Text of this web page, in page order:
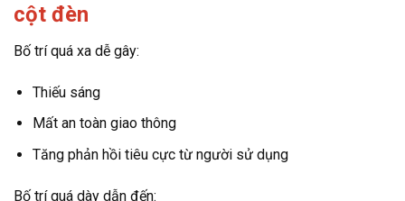
cột đèn
Bố trí quá xa dễ gây:
Thiếu sáng
Mất an toàn giao thông
Tăng phản hồi tiêu cực từ người sử dụng
Bố trí quá dày dẫn đến: